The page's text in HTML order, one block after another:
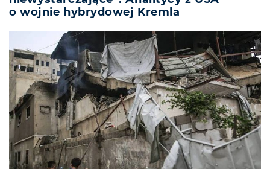
o wojnie hybrydowej Kremla